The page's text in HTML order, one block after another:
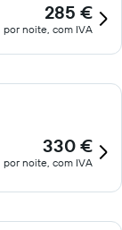
285 €
por noite, com IVA
330 €
por noite, com IVA